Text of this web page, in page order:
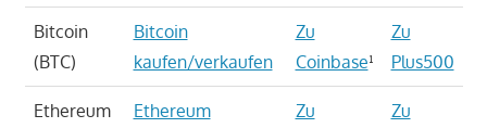
Bitcoin
(BTC)
Bitcoin
kaufen/verkaufen
Zu
Coinbase¹
Zu
Plus500
Ethereum
Ethereum
Zu
Zu